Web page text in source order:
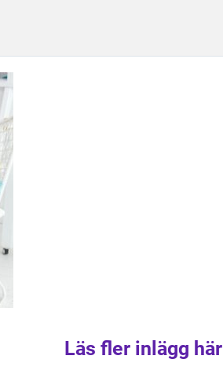
Läs fler inlägg här